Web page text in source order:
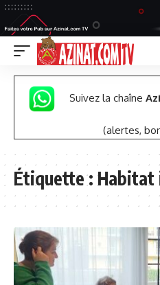
Suivez la chaîne
(alertes,
Étiquette :Habitat